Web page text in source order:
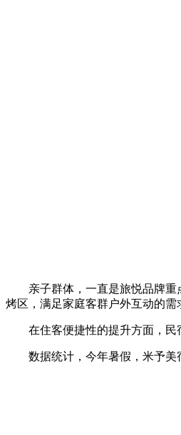
亲子群体，一直是旅悦品牌重点
烤区，满足家庭客群户外互动的
在住客便捷性的提升方面，民宿
数据统计，今年暑假，米予美宿